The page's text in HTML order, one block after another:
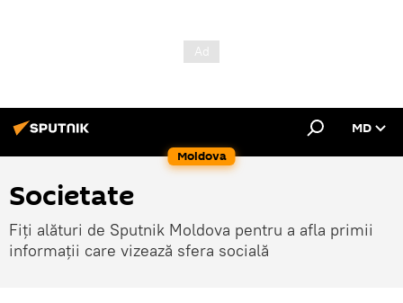
Moldova
MD
Societate
Fiți alături de Sputnik Moldova pentru a afla primii
informații care vizează sfera socială